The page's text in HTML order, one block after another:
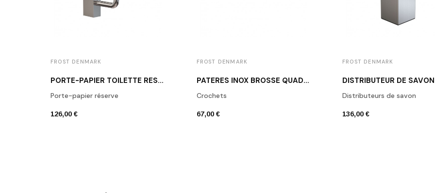
FROST DENMARK
PORTE-PAPIER TOILETTE RÉSERVE INOX BROSSÉ Q3015.160.10
Porte-papier réserve
126,00 €
FROST DENMARK
PATÈRES INOX BROSSÉ QUADRA FROST DENMARK
Crochets
67,00 €
FROST DENMARK
Distributeurs de savon
136,00 €